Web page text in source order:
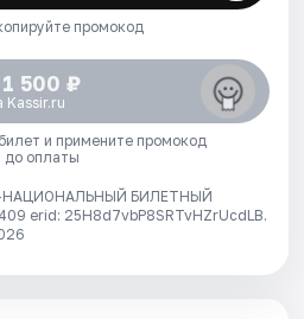
промокод
500 ₽
Kassir.ru
и примените промокод
до оплаты
НАЦИОНАЛЬНЫЙ БИЛЕТНЫЙ
erid: 25H8d7vbP8SRTvHZrUcdLB.